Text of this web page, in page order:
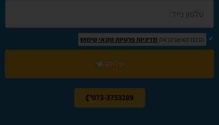
הנכם מאשרים את מדיניות פרטיות ותנאי שימוש
שליחה
073-3753289